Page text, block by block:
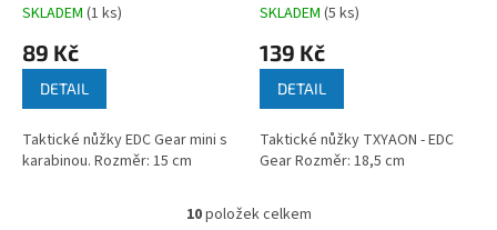
SKLADEM (1 ks)
89 Kč
DETAIL
Taktické nůžky EDC Gear mini s
karabinou. Rozměr: 15 cm
SKLADEM (5 ks)
139 Kč
DETAIL
Taktické nůžky TXYAON - EDC
Gear Rozměr: 18,5 cm
O
10položek celkem